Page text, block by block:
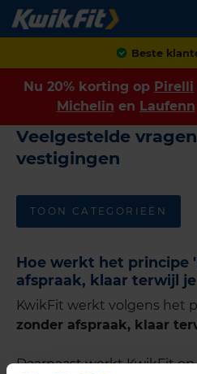
Beste
Nu 20% korting op Pirelli
Michelin en Laufenn
Veelgestelde
vestigingen
TOON CATEGORIEËN
Hoe werkt het principe
afspraak, klaar terwijl
KwikFit werkt volgens het
zonder afspraak, klaar
Daarnaast werkt KwikFit